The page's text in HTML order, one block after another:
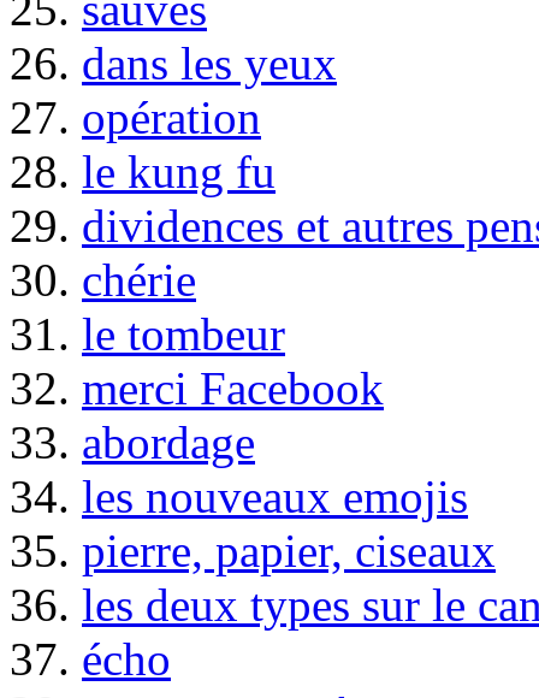
26. dans les yeux
27. opération
28. le kung fu
29. dividences et autres
30. chérie
31. le tombeur
32. merci Facebook
33. abordage
34. les nouveaux emojis
35. pierre, papier, ciseaux
36. les deux types sur le
37. écho